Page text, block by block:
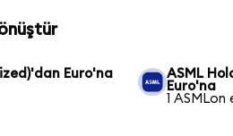
Euro'na
ASML
Euro'na
1